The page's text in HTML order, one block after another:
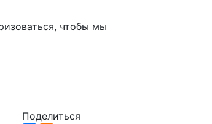
чтобы мы
Поделиться